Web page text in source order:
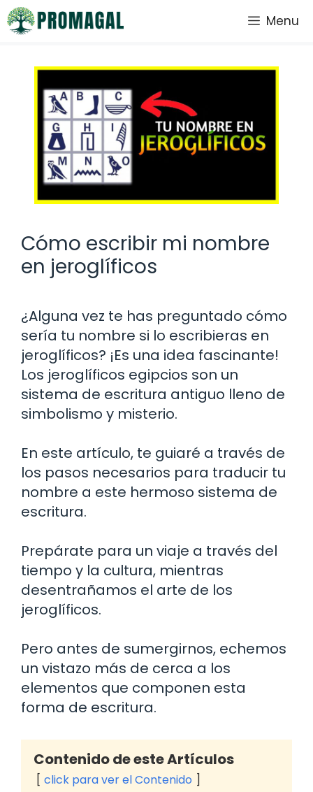
Saltar
al
Menu
Cómo escribir mi nombre
en jeroglíficos
¿Alguna vez te has preguntado cómo
sería tu nombre si lo escribieras en
jeroglíficos? ¡Es una idea fascinante!
Los jeroglíficos egipcios son un
sistema de escritura antiguo lleno de
simbolismo y misterio.
En este artículo, te guiaré a través de
los pasos necesarios para traducir tu
nombre a este hermoso sistema de
escritura.
Prepárate para un viaje a través del
tiempo y la cultura, mientras
desentrañamos el arte de los
jeroglíficos.
Pero antes de sumergirnos, echemos
un vistazo más de cerca a los
elementos que componen esta
forma de escritura.
Contenido de este Artículos
click para ver el Contenido